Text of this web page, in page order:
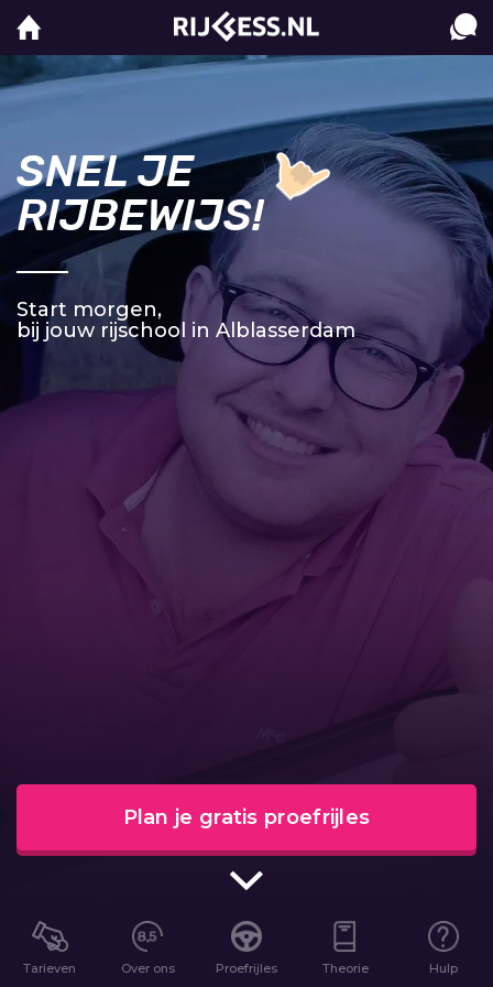
SNEL JE
RIJBEWIJS!
Start morgen,
bij jouw rijschool in Alblasserdam
Plan je gratis proefrijles
Tarieven Over ons Proefrijles Theorie Hulp